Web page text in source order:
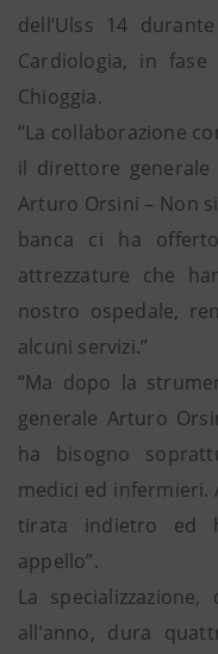
dell’Ulss 14
Cardiologia, in fase
Chioggia.
“La collaborazione
il direttore generale
Arturo Orsini – Non
banca ci ha
attrezzature che
nostro ospedale,
alcuni servizi.”
“Ma dopo la
generale Arturo
ha bisogno
medici ed infermieri.
tirata indietro ed
appello”.
La
all’anno, dura